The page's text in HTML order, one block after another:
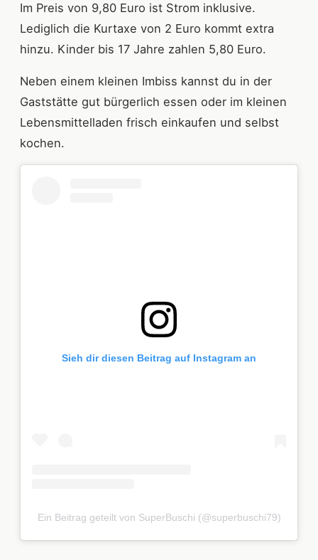
Im Preis von 9,80 Euro ist Strom inklusive.
Lediglich die Kurtaxe von 2 Euro kommt extra
hinzu. Kinder bis 17 Jahre zahlen 5,80 Euro.
Neben einem kleinen Imbiss kannst du in der
Gaststätte gut bürgerlich essen oder im kleinen
Lebensmittelladen frisch einkaufen und selbst
kochen.
Sieh dir diesen Beitrag auf Instagram an
Ein Beitrag geteilt von SuperBuschi (@superbuschi79)